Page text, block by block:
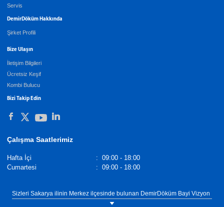
Servis
DemirDöküm Hakkında
Şirket Profili
Bize Ulaşın
İletişim Bilgileri
Ücretsiz Keşif
Kombi Bulucu
Bizi Takip Edin
Çalışma Saatlerimiz
Hafta İçi : 09:00 - 18:00
Cumartesi
: 09:00 - 18:00
Sizleri Sakarya ilinin Merkez ilçesinde bulunan DemirDöküm Bayi Vizyon
Mühendislik showroomumuza bekliyoruz. Tel: 0(264) 279 43 44